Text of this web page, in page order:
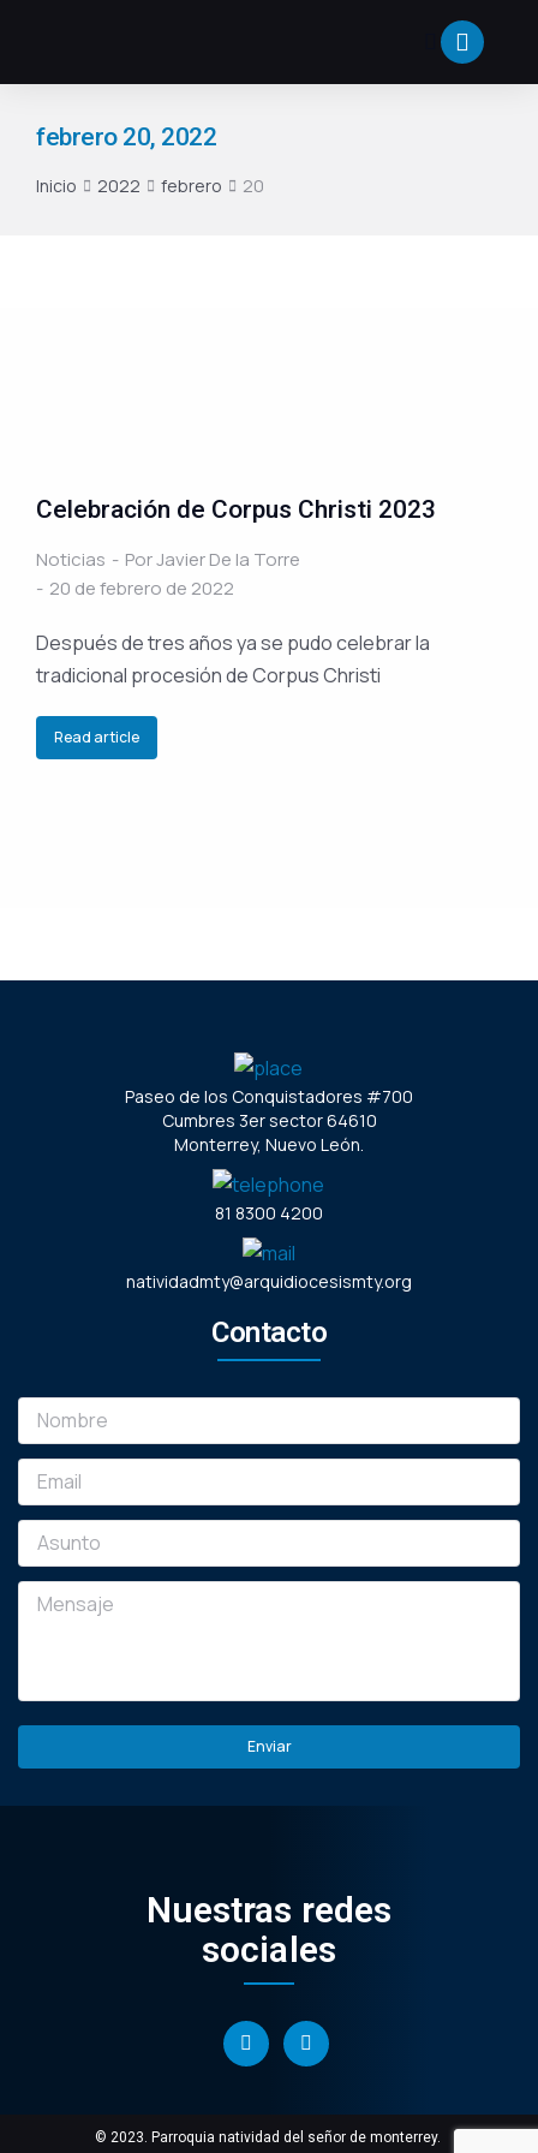
febrero 20, 2022
Estás aquí:
Inicio 2022 febrero 20
Celebración de Corpus Christi 2023
Noticias PorJavier De la Torre
20 de febrero de 2022
Después de tres años ya se pudo celebrar la
tradicional procesión de Corpus Christi
Read article
Paseo de los Conquistadores #700
Cumbres 3er sector 64610
Monterrey, Nuevo León.
81 8300 4200
natividadmty@arquidiocesismty.org
Contacto
Nuestras redes
sociales
© 2023. Parroquia natividad del señor de monterrey.